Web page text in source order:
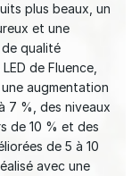
plus beaux, un
et une
qualité
de Fluence,
augmentation
7 %, des niveaux
de 10 % et des
de 5 à 10
avec une